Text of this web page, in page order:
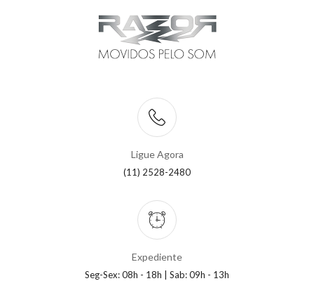
Ligue Agora
(11) 2528-2480
Expediente
Seg-Sex: 08h - 18h | Sab: 09h - 13h